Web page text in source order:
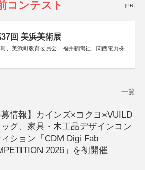
コンテスト [PR]
回 美浜美術展
、美浜町教育委員会、福井新聞社、関西電力株
一覧
募情報】カインズ×コクヨ×VUILD
グ、家具・木工品デザインコン
ション「CDM Digi Fab
2026」を初開催